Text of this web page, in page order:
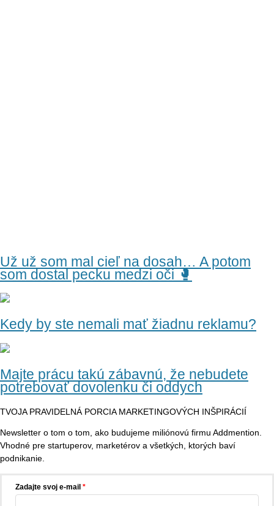
Už už som mal cieľ na dosah… A potom
som dostal pecku medzi oči 🥊
Kedy by ste nemali mať žiadnu reklamu?
Majte prácu takú zábavnú, že nebudete
potrebovať dovolenku či oddych
TVOJA PRAVIDELNÁ PORCIA MARKETINGOVÝCH INŠPIRÁCIÍ
Newsletter o tom o tom, ako budujeme miliónovú firmu Addmention.
Vhodné pre startuperov, marketérov a všetkých, ktorých baví
podnikanie.
Zadajte svoj e-mail